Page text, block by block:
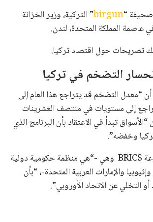
صحيفة “birgun” التركية، وزير الخزانة
عاصمة المملكة المتحدة، لندن.
التضخم في تركيا
“معدل التضخم قد يتراجع هذا العام إلى
إلى مستويات في منتصف العشرينات
تبدأ في الاعتقاد بأن البرنامج الذي
وخفضه”.
وأجاب شيمشك على سؤال حول سبب عدم انضمام تركيا إلى مجموعة BRICS وهي -“هي منظمة حكومية دولية
والإمارات العربية المتحدة-، “بأن
أو التخلي عن الاتحاد الأوروبي”.